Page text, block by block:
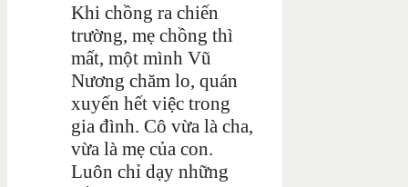
Khi chồng ra chiến
trường, mẹ chồng thì
mất, một mình Vũ
Nương chăm lo, quán
xuyến hết việc trong
gia đình. Cô vừa là cha,
vừa là mẹ của con.
Luôn chỉ dạy những